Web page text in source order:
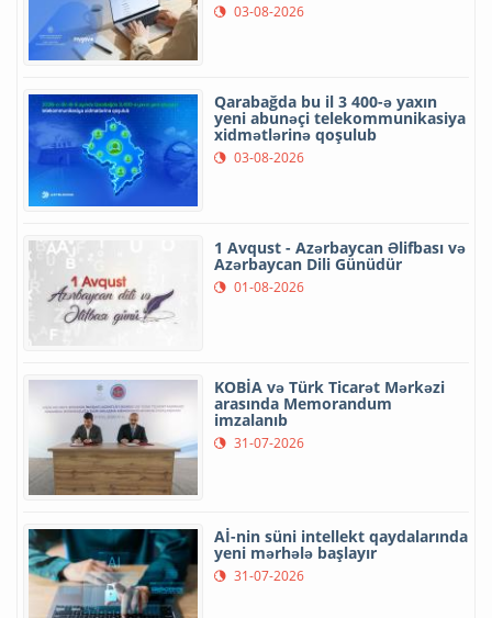
03-08-2026
Qarabağda bu il 3 400-ə yaxın
yeni abunəçi telekommunikasiya
xidmətlərinə qoşulub
03-08-2026
1 Avqust - Azərbaycan Əlifbası və
Azərbaycan Dili Günüdür
01-08-2026
KOBİA və Türk Ticarət Mərkəzi
arasında Memorandum
imzalanıb
31-07-2026
Aİ-nin süni intellekt qaydalarında
yeni mərhələ başlayır
31-07-2026